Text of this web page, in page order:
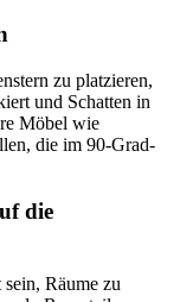
zu platzieren,
und Schatten in
Möbel wie
die im 90-Grad-
die
Räume zu